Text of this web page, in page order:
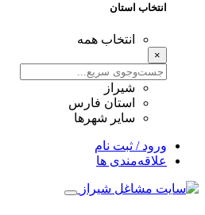
انتخاب استان
انتخاب همه
×
شیراز
استان فارس
سایر شهرها
ورود / ثبت نام
علاقه‌مندی ها